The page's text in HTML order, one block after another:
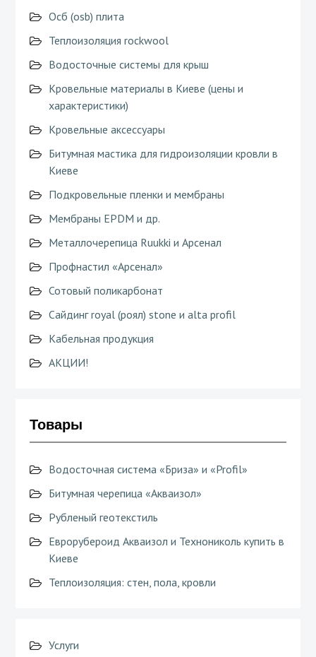
Осб (osb) плита
Теплоизоляция rockwool
Водосточные системы для крыш
Кровельные материалы в Киеве (цены и
характеристики)
Кровельные аксессуары
Битумная мастика для гидроизоляции кровли в
Киеве
Подкровельные пленки и мембраны
Мембраны EPDM и др.
Металлочерепица Ruukki и Арсенал
Профнастил «Арсенал»
Сотовый поликарбонат
Сайдинг royal (роял) stone и alta profil
Кабельная продукция
АКЦИИ!
Товары
Водосточная система «Бриза» и «Profil»
Битумная черепица «Акваизол»
Рубленый геотекстиль
Еврорубероид Акваизол и Технониколь купить в
Киеве
Теплоизоляция: стен, пола, кровли
Услуги